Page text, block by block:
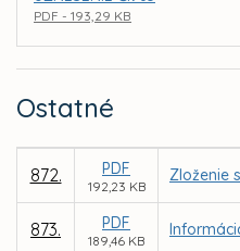
PDF - 193,29 KB
Ostatné
872. PDF
192,23 KB
Zloženie
873. PDF
189,46 KB